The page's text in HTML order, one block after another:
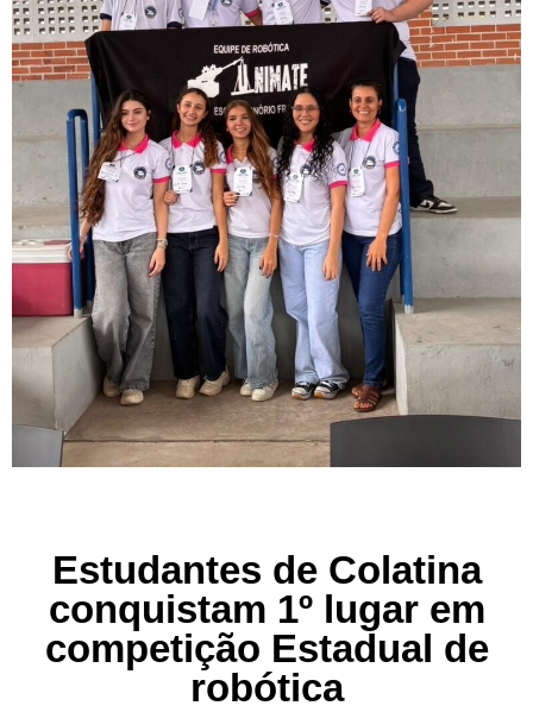
Estudantes de Colatina
conquistam 1º lugar em
competição Estadual de
robótica